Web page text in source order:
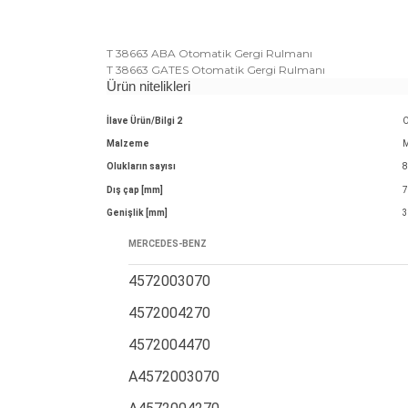
T 38663 ABA Otomatik Gergi Rulmanı
T 38663 GATES Otomatik Gergi Rulmanı
Ürün nitelikleri
İlave Ürün/Bilgi 2
Malzeme
Olukların sayısı 8
Dış çap [mm]
Genişlik [mm]
MERCEDES-BENZ
4572003070
4572004270
4572004470
A4572003070